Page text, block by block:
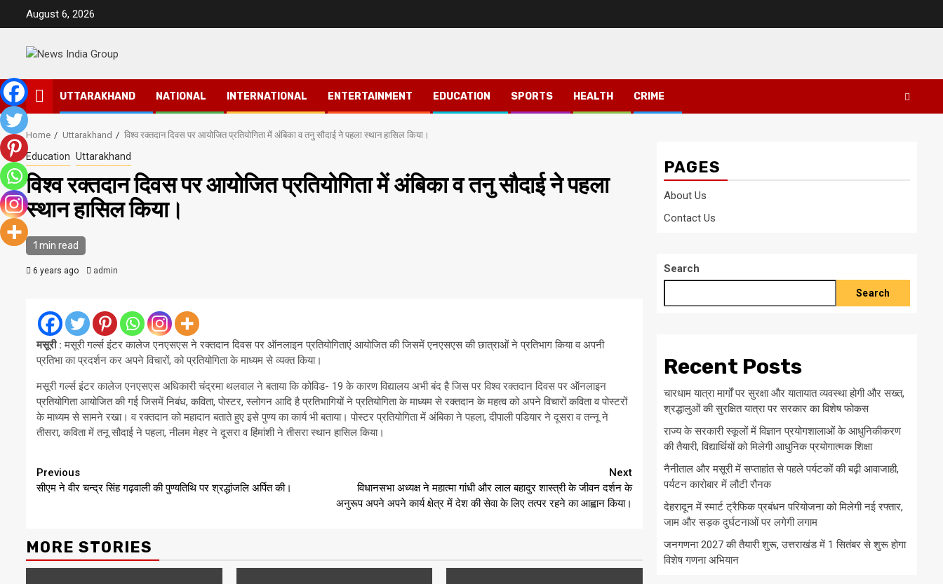
August 6, 2026
UTTARAKHAND NATIONAL INTERNATIONAL ENTERTAINMENT EDUCATION SPORTS HEALTH CRIME
Home Uttarakhand विश्व रक्तदान दिवस पर आयोजित प्रतियोगिता में अंबिका व तनु सौदाई ने पहला स्थान हासिल किया।
Education Uttarakhand
विश्व रक्तदान दिवस पर आयोजित प्रतियोगिता में अंबिका व तनु सौदाई ने पहला
स्थान हासिल किया।
1 min read
6 years ago admin
मसूरी : मसूरी गर्ल्स इंटर कालेज एनएसएस ने रक्तदान दिवस पर ऑनलाइन प्रतियोगिताएं आयोजित की जिसमें एनएसएस की छात्राओं ने प्रतिभाग किया व अपनी
प्रतिभा का प्रदर्शन कर अपने विचारों, को प्रतियोगिता के माध्यम से व्यक्त किया।
मसूरी गर्ल्स इंटर कालेज एनएसएस अधिकारी चंद्रमा थलवाल ने बताया कि कोविड- 19 के कारण विद्यालय अभी बंद है जिस पर विश्व रक्तदान दिवस पर ऑनलाइन
प्रतियोगिता आयोजित की गई जिसमें निबंध, कविता, पोस्टर, स्लोगन आदि है प्रतिभागियों ने प्रतियोगिता के माध्यम से रक्तदान के महत्व को अपने विचारों कविता व पोस्टरों
के माध्यम से सामने रखा। व रक्तदान को महादान बताते हुए इसे पुण्य का कार्य भी बताया। पोस्टर प्रतियोगिता में अंबिका ने पहला, दीपाली पडियार ने दूसरा व तन्नू ने
तीसरा, कविता में तनू सौदाई ने पहला, नीलम मेहर ने दूसरा व हिंमांशी ने तीसरा स्थान हासिल किया।
Continue
Reading
Previous
सीएम ने वीर चन्द्र सिंह गढ़वाली की पुण्यतिथि पर श्रद्धांजलि अर्पित की।
Next
विधानसभा अध्यक्ष ने महात्मा गांधी और लाल बहादुर शास्त्री के जीवन दर्शन के
अनुरूप अपने अपने कार्य क्षेत्र में देश की सेवा के लिए तत्पर रहने का आह्वान किया।
MORE STORIES
PAGES
About Us
Contact Us
Search
Search
Recent Posts
चारधाम यात्रा मार्गों पर सुरक्षा और यातायात व्यवस्था होगी और सख्त,
श्रद्धालुओं की सुरक्षित यात्रा पर सरकार का विशेष फोकस
राज्य के सरकारी स्कूलों में विज्ञान प्रयोगशालाओं के आधुनिकीकरण
की तैयारी, विद्यार्थियों को मिलेगी आधुनिक प्रयोगात्मक शिक्षा
नैनीताल और मसूरी में सप्ताहांत से पहले पर्यटकों की बढ़ी आवाजाही,
पर्यटन कारोबार में लौटी रौनक
देहरादून में स्मार्ट ट्रैफिक प्रबंधन परियोजना को मिलेगी नई रफ्तार,
जाम और सड़क दुर्घटनाओं पर लगेगी लगाम
जनगणना 2027 की तैयारी शुरू, उत्तराखंड में 1 सितंबर से शुरू होगा
विशेष गणना अभियान